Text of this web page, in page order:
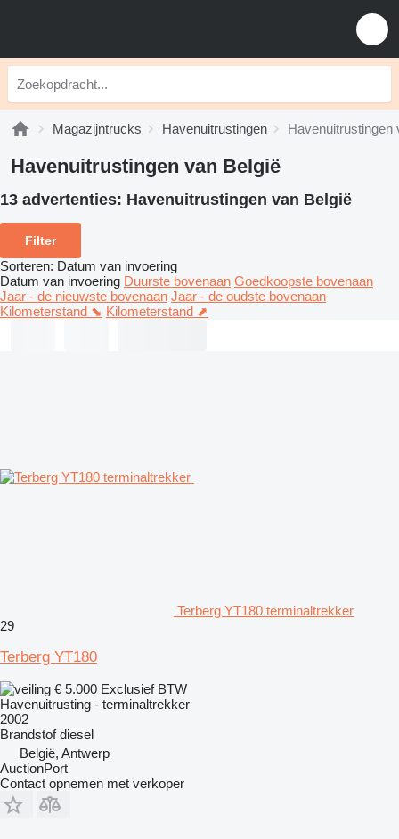
Magazijntrucks Havenuitrustingen Havenuitrustingen
Havenuitrustingen van België
13 advertenties: Havenuitrustingen van België
Filter
Sorteren: Datum van invoering
Datum van invoering Duurste bovenaan Goedkoopste bovenaan
Jaar - de nieuwste bovenaan Jaar - de oudste bovenaan
Kilometerstand ⬊ Kilometerstand ⬈
Terberg YT180 terminaltrekker
29
Terberg YT180
€ 5.000 Exclusief BTW
Havenuitrusting - terminaltrekker
2002
Brandstof diesel
België, Antwerp
AuctionPort
Contact opnemen met verkoper